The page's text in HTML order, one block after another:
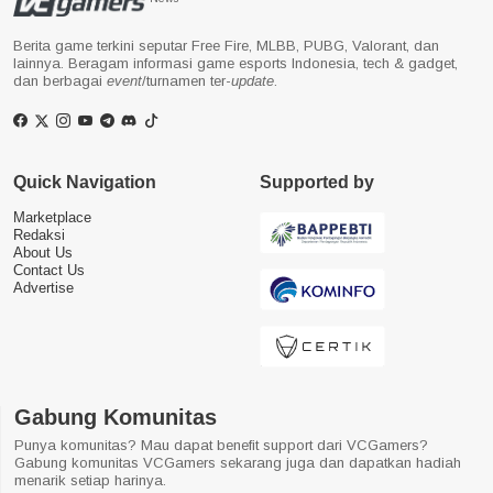
Berita game terkini seputar Free Fire, MLBB, PUBG, Valorant, dan
lainnya. Beragam informasi game esports Indonesia, tech & gadget,
dan berbagai event/turnamen ter-update.
Quick Navigation
Marketplace
Redaksi
About Us
Contact Us
Advertise
Supported by
Gabung Komunitas
Punya komunitas? Mau dapat benefit support dari VCGamers?
Gabung komunitas VCGamers sekarang juga dan dapatkan hadiah
menarik setiap harinya.